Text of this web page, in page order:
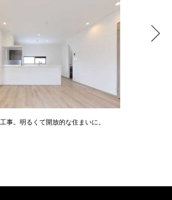
事。明るくて開放的な住まいに。